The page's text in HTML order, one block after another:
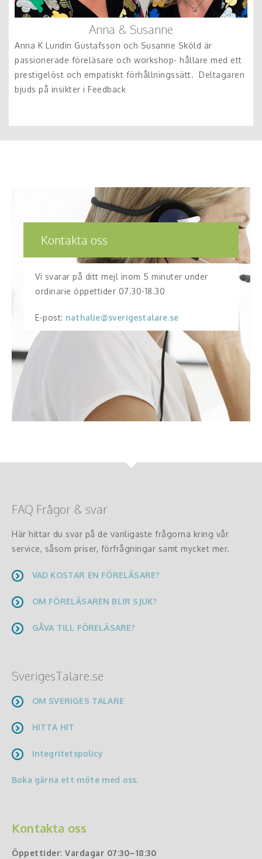
Anna & Susanne
Anna K Lundin Gustafsson och Susanne Sköld är
passionerade föreläsare och workshop- hållare med ett
prestigelöst och empatiskt förhållningssätt. Deltagaren
bjuds på insikter i Feedback
Kontakta oss
Vi svarar på ditt mejl inom 5 minuter under
ordinarie öppettider 07.30-18.30
E-post: nathalie@sverigestalare.se
FAQ Frågor & svar
Här hittar du svar på de vanligaste frågorna kring vår
service, såsom priser, förfrågningar samt mycket mer.
VAD KOSTAR EN FÖRELÄSARE?
OM FÖRELÄSAREN BLIR SJUK?
GÅVA TILL FÖRELÄSARE?
SverigesTalare.se
OM SVERIGES TALARE
HITTA HIT
Integritetspolicy
Boka gärna ett möte med oss.
Kontakta oss
Öppettider: Vardagar 07:30–18:30